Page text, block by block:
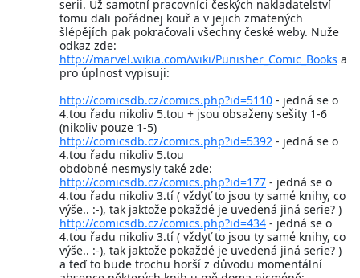
serii. Už samotní pracovníci českých nakladatelství
tomu dali pořádnej kouř a v jejich zmatených
šlépějích pak pokračovali všechny české weby. Nuže
odkaz zde:
http://marvel.wikia.com/wiki/Punisher_Comic_Books a
pro úplnost vypisuji:
http://comicsdb.cz/comics.php?id=5110 - jedná se o
4.tou řadu nikoliv 5.tou + jsou obsaženy sešity 1-6
(nikoliv pouze 1-5)
http://comicsdb.cz/comics.php?id=5392 - jedná se o
4.tou řadu nikoliv 5.tou
obdobné nesmysly také zde:
http://comicsdb.cz/comics.php?id=177 - jedná se o
4.tou řadu nikoliv 3.tí ( vždyť to jsou ty samé knihy, co
výše.. :-), tak jaktože pokaždé je uvedená jiná serie? )
http://comicsdb.cz/comics.php?id=434 - jedná se o
4.tou řadu nikoliv 3.tí ( vždyť to jsou ty samé knihy, co
výše.. :-), tak jaktože pokaždé je uvedená jiná serie? )
a teď to bude trochu horší z důvodu momentální